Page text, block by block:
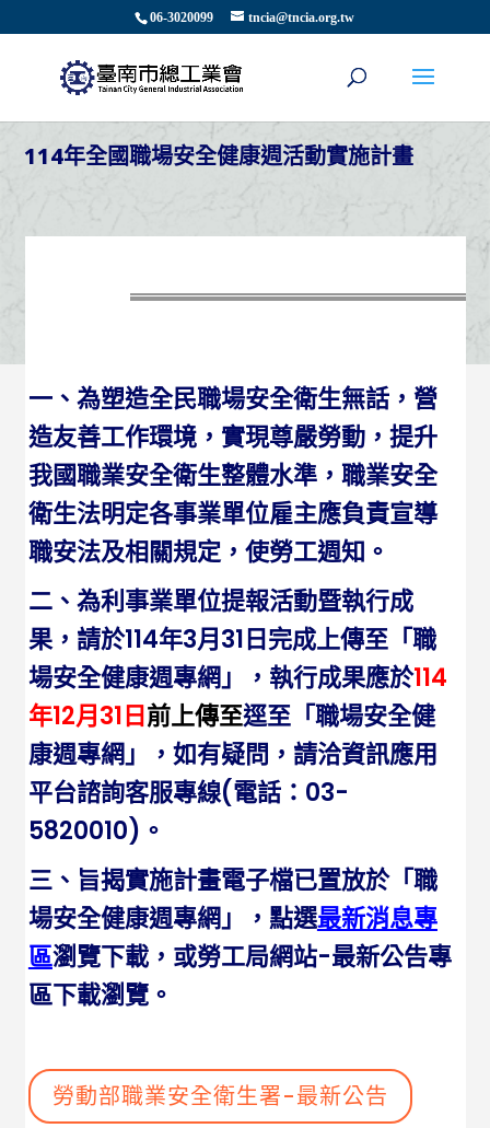
06-3020099 tncia@tncia.org.tw
114年全國職場安全健康週活動實施計畫
一、為塑造全民職場安全衛生無話，營
造友善工作環境，實現尊嚴勞動，提升
我國職業安全衛生整體水準，職業安全
衛生法明定各事業單位雇主應負責宣導
職安法及相關規定，使勞工週知。
二、為利事業單位提報活動暨執行成
果，請於114年3月31日完成上傳至「職
場安全健康週專網」，執行成果應於114
年12月31日前上傳至逕至「職場安全健
康週專網」，如有疑問，請洽資訊應用
平台諮詢客服專線(電話：03-
5820010)。
三、旨揭實施計畫電子檔已置放於「職
場安全健康週專網」，點選最新消息專
區瀏覽下載，或勞工局網站-最新公告專
區下載瀏覽。
勞動部職業安全衛生署-最新公告